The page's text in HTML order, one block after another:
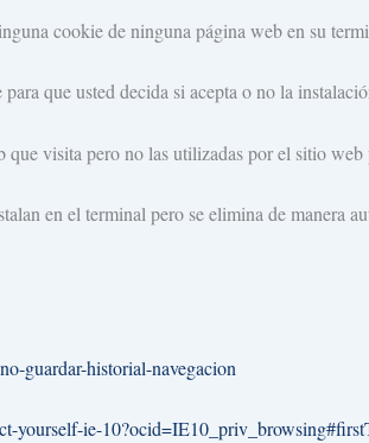
cookie de ninguna página web en su
que usted decida si acepta o no la
visita pero no las utilizadas por el sitio web
en el terminal pero se elimina de manera
guardar-historial-navegacion
yourself-ie-